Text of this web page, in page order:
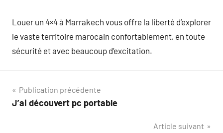
Louer un 4×4 à Marrakech vous offre la liberté d’explorer
le vaste territoire marocain confortablement, en toute
sécurité et avec beaucoup d’excitation.
Navigation
de
Publication précédente
J’ai découvert pc portable
Article suivant